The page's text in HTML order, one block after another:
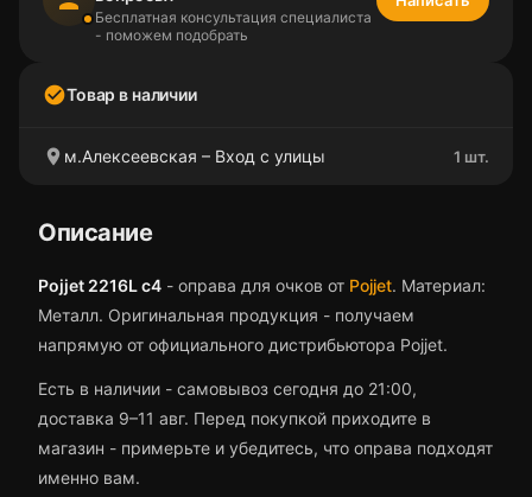
Бесплатная консультация специалиста
- поможем подобрать
check_circleТовар в наличии
location_on м.Алексеевская – Вход с улицы 1 шт.
Описание
Pojjet 2216L c4 - оправа для очков от Pojjet. Материал:
Металл. Оригинальная продукция - получаем
напрямую от официального дистрибьютора Pojjet.
Есть в наличии - самовывоз сегодня до 21:00,
доставка 9–11 авг. Перед покупкой приходите в
магазин - примерьте и убедитесь, что оправа подходят
именно вам.